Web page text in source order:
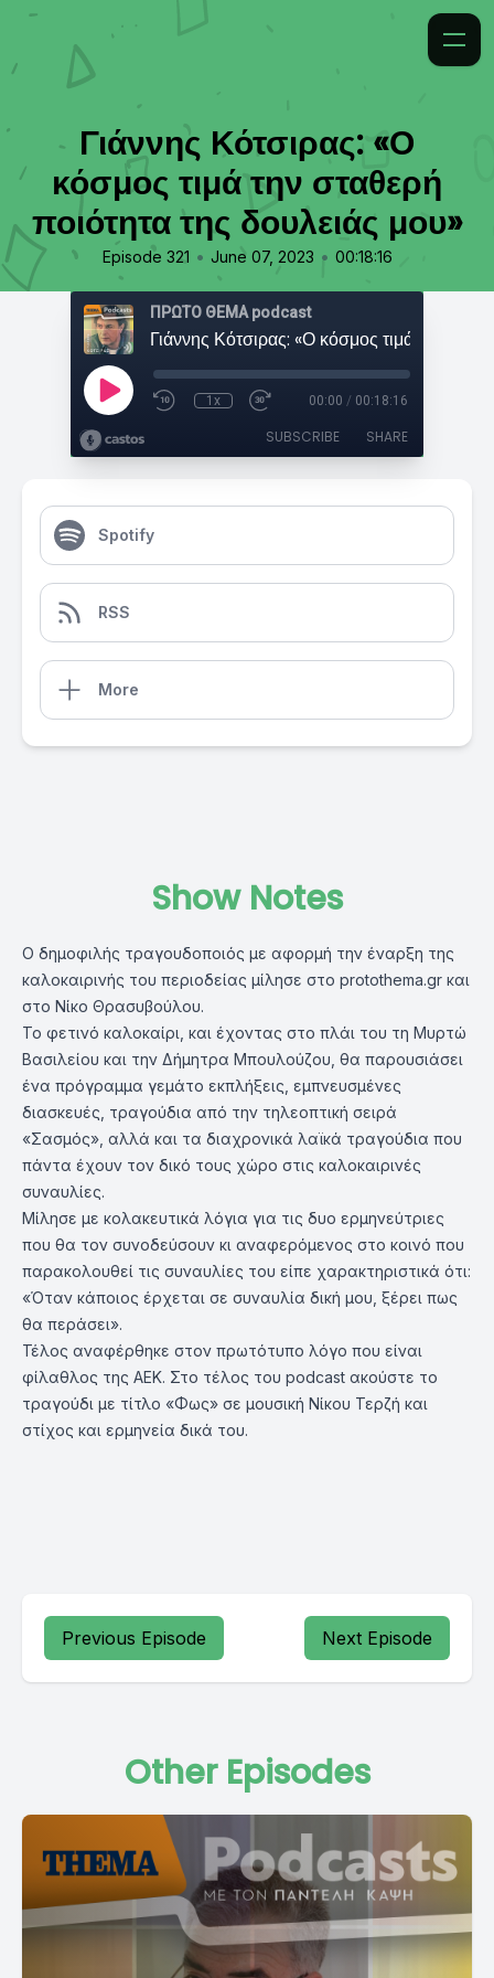
Γιάννης Κότσιρας: «Ο
κόσμος τιμά την σταθερή
ποιότητα της δουλειάς μου»
Episode 321 • June 07, 2023 • 00:18:16
ΠΡΩΤΟ ΘΕΜΑ podcast
1x 00:00 / 00:18:16
SUBSCRIBE SHARE
Spotify
RSS
More
Show Notes
Ο δημοφιλής τραγουδοποιός με αφορμή την έναρξη της
καλοκαιρινής του περιοδείας μίλησε στο protothema.gr και
στο Νίκο Θρασυβούλου.
Το φετινό καλοκαίρι, και έχοντας στο πλάι του τη Μυρτώ
Βασιλείου και την Δήμητρα Μπουλούζου, θα παρουσιάσει
ένα πρόγραμμα γεμάτο εκπλήξεις, εμπνευσμένες
διασκευές, τραγούδια από την τηλεοπτική σειρά
«Σασμός», αλλά και τα διαχρονικά λαϊκά τραγούδια που
πάντα έχουν τον δικό τους χώρο στις καλοκαιρινές
συναυλίες.
Μίλησε με κολακευτικά λόγια για τις δυο ερμηνεύτριες
που θα τον συνοδεύσουν κι αναφερόμενος στο κοινό που
παρακολουθεί τις συναυλίες του είπε χαρακτηριστικά ότι:
«Όταν κάποιος έρχεται σε συναυλία δική μου, ξέρει πως
θα περάσει».
Τέλος αναφέρθηκε στον πρωτότυπο λόγο που είναι
φίλαθλος της ΑΕΚ. Στο τέλος του podcast ακούστε το
τραγούδι με τίτλο «Φως» σε μουσική Νίκου Τερζή και
στίχος και ερμηνεία δικά του.
Previous Episode Next Episode
Other Episodes